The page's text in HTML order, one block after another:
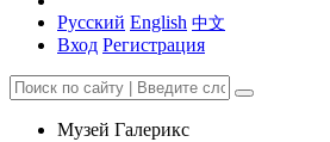
Русский English 中文
Вход Регистрация
Музей Галерикс